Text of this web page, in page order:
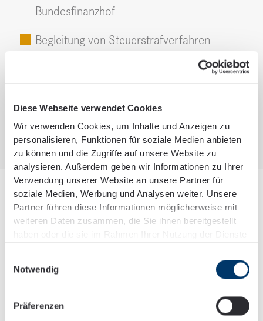
Diese Webseite verwendet Cookies
Wir verwenden Cookies, um Inhalte und Anzeigen zu
personalisieren, Funktionen für soziale Medien anbieten
zu können und die Zugriffe auf unsere Website zu
analysieren. Außerdem geben wir Informationen zu Ihrer
Verwendung unserer Website an unsere Partner für
soziale Medien, Werbung und Analysen weiter. Unsere
Partner führen diese Informationen möglicherweise mit
weiteren Daten zusammen, die Sie ihnen bereitgestellt
Notwendig
Präferenzen
Bundesfinanzhof
Begleitung von Steuerstrafverfahren
WERDEGANG
Beruflicher Werdegang
Studium der Rechtswissenschaften mit
anschließendem Referendardienst 1996
Ergänzungsstudium an der